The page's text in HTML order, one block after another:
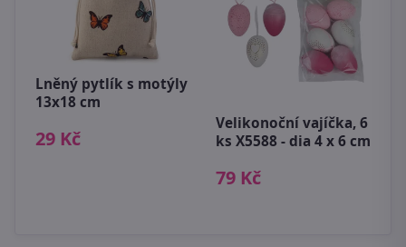
Lněný pytlík s motýly
13x18 cm
29 Kč
Velikonoční vajíčka, 6
ks X5588 - dia 4 x 6 cm
79 Kč